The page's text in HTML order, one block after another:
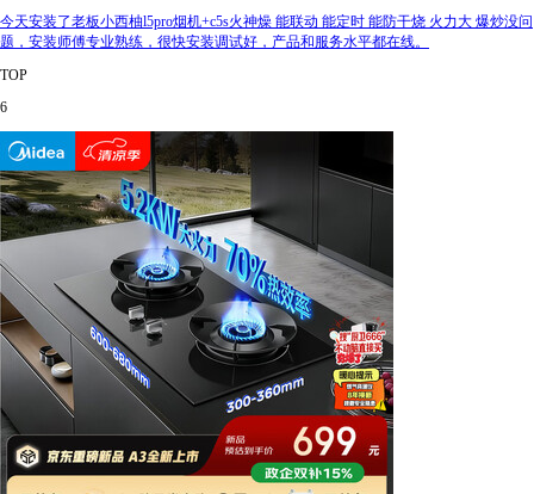
今天安装了老板小西柚l5pro烟机+c5s火神燥 能联动 能定时 能防干烧 火力大 爆炒没问
题，安装师傅专业熟练，很快安装调试好，产品和服务水平都在线。
TOP
6